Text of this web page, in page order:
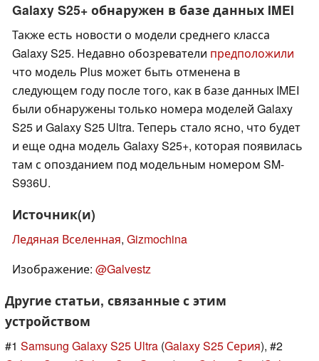
Galaxy S25+ обнаружен в базе данных IMEI
Также есть новости о модели среднего класса
Galaxy S25. Недавно обозреватели предположили
что модель Plus может быть отменена в
следующем году после того, как в базе данных IMEI
были обнаружены только номера моделей Galaxy
S25 и Galaxy S25 Ultra. Теперь стало ясно, что будет
и еще одна модель Galaxy S25+, которая появилась
там с опозданием под модельным номером SM-
S936U.
Источник(и)
Ледяная Вселенная, Gizmochina
Изображение: @Galvestz
Другие статьи, связанные с этим
устройством
#1 Samsung Galaxy S25 Ultra (Galaxy S25 Серия), #2